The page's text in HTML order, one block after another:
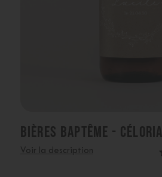
BIÈRES BAPTÊME - CÉLORIA
Voir la description